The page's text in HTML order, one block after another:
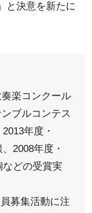
と決意を新たに
楽コンクール
ブルコンテス
年度・
2008年度・
どの受賞実
募集活動に注